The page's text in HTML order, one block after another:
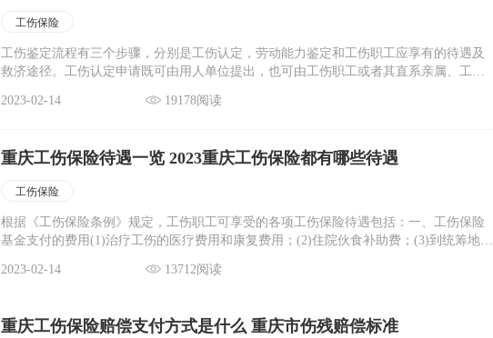
工伤保险
工伤鉴定流程有三个步骤，分别是工伤认定，劳动能力鉴定和工伤职工应享有的待遇及
救济途径。工伤认定申请既可由用人单位提出，也可由工伤职工或者其直系亲属、工会
2023-02-14
19178阅读
重庆工伤保险待遇一览 2023重庆工伤保险都有哪些待遇
工伤保险
根据《工伤保险条例》规定，工伤职工可享受的各项工伤保险待遇包括：一、工伤保险
基金支付的费用(1)治疗工伤的医疗费用和康复费用；(2)住院伙食补助费；(3)到统筹地区
2023-02-14
13712阅读
重庆工伤保险赔偿支付方式是什么 重庆市伤残赔偿标准